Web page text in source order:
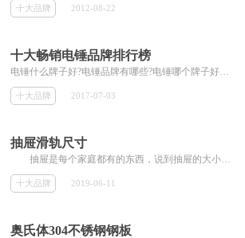
十大品牌 2012-08-22
十大畅销电锤品牌排行榜
电锤什么牌子好?电锤品牌有哪些?电锤哪个牌子好?下面就跟随品牌网小编一起来看看十大畅销电锤品牌排行榜。www.Chinapp.Com中*国...
十大品牌 2017-07-03
抽屉滑轨尺寸
抽屉是每个家庭都有的东西，说到抽屉的大小可能大多数的人都觉得抽屉越大越好，其实不然抽屉最主要的要看你的需求，太大了有时候反而浪...
十大品牌 2019-06-11
奥氏体304不锈钢钢板